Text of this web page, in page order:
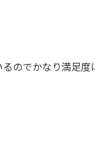
のでかなり満足